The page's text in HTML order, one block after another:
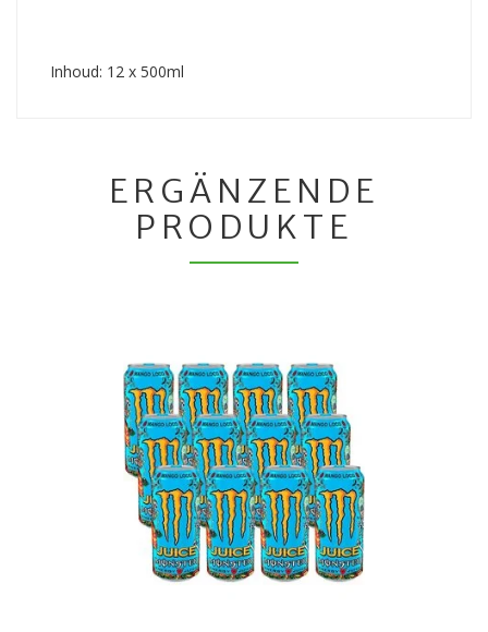
Inhoud: 12 x 500ml
ERGÄNZENDE
PRODUKTE